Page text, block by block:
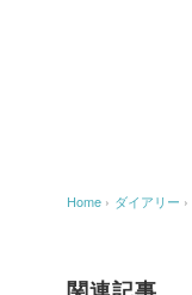
Home › ダイアリー ›